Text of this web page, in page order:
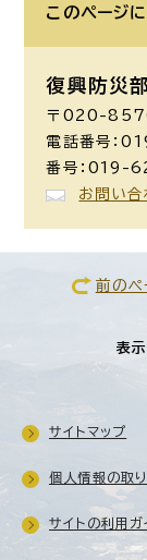
このページ
復興防災
〒020-
電話番号：
番号：019-
お問い合
前のペ
表示
サイトマップ
個人情報の取
サイトの利用ガ